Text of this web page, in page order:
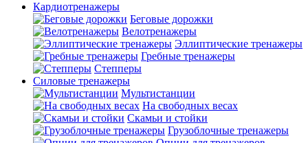
Кардиотренажеры
Беговые дорожки
Велотренажеры
Эллиптические тренажеры
Гребные тренажеры
Степперы
Силовые тренажеры
Мультистанции
На свободных весах
Скамьи и стойки
Грузоблочные тренажеры